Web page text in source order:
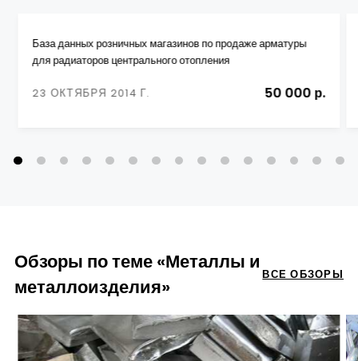
База данных розничных магазинов по продаже арматуры
для радиаторов центрального отопления
23 ОКТЯБРЯ 2014 Г. 50 000 р.
Обзоры по теме «Металлы и
металлоизделия»
ВСЕ ОБЗОРЫ